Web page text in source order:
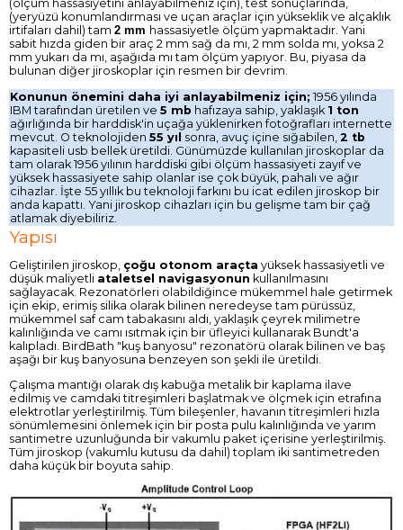
(ölçüm hassasiyetini anlayabilmeniz için), test sonuçlarında,
(yeryüzü konumlandırması ve uçan araçlar için yükseklik ve alçaklık
irtifaları dahil) tam 2 mm hassasiyetle ölçüm yapmaktadır. Yani
sabit hızda giden bir araç 2 mm sağ da mı, 2 mm solda mı, yoksa 2
mm yukarı da mı, aşağıda mı tam ölçüm yapıyor. Bu, piyasa da
bulunan diğer jiroskoplar için resmen bir devrim.
Konunun önemini daha iyi anlayabilmeniz için; 1956 yılında
IBM tarafından üretilen ve 5 mb hafızaya sahip, yaklaşık 1 ton
ağırlığında bir harddisk'in uçağa yüklenirken fotoğrafları internette
mevcut. O teknolojiden 55 yıl sonra, avuç içine sığabilen, 2 tb
kapasiteli usb bellek üretildi. Günümüzde kullanılan jiroskoplar da
tam olarak 1956 yılının harddiski gibi ölçüm hassasiyeti zayıf ve
yüksek hassasiyete sahip olanlar ise çok büyük, pahalı ve ağır
cihazlar. İşte 55 yıllık bu teknoloji farkını bu icat edilen jiroskop bir
anda kapattı. Yani jiroskop cihazları için bu gelişme tam bir çağ
atlamak diyebiliriz.
Yapısı
Geliştirilen jiroskop, çoğu otonom araçta yüksek hassasiyetli ve
düşük maliyetli ataletsel navigasyonun kullanılmasını
sağlayacak. Rezonatörleri olabildiğince mükemmel hale getirmek
için ekip, erimiş silika olarak bilinen neredeyse tam pürüssüz,
mükemmel saf cam tabakasını aldı, yaklaşık çeyrek milimetre
kalınlığında ve camı ısıtmak için bir üfleyici kullanarak Bundt'a
kalıpladı. BirdBath "kuş banyosu" rezonatörü olarak bilinen ve baş
aşağı bir kuş banyosuna benzeyen son şekli ile üretildi.
Çalışma mantığı olarak dış kabuğa metalik bir kaplama ilave
edilmiş ve camdaki titreşimleri başlatmak ve ölçmek için etrafına
elektrotlar yerleştirilmiş. Tüm bileşenler, havanın titreşimleri hızla
sönümlemesini önlemek için bir posta pulu kalınlığında ve yarım
santimetre uzunluğunda bir vakumlu paket içerisine yerleştirilmiş.
Tüm jiroskop (vakumlu kutusu da dahil) toplam iki santimetreden
daha küçük bir boyuta sahip.